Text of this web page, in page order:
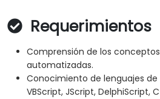
Requerimientos
Comprensión de los
automatizadas.
Conocimiento de lenguajes
VBScript, JScript, DelphiScript,